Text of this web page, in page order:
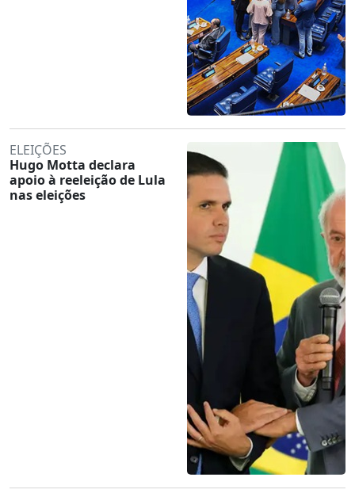
ELEIÇÕES
Hugo Motta declara
apoio à reeleição de Lula
nas eleições